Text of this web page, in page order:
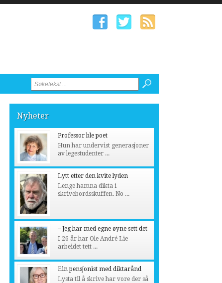
Nyheter
Professor ble poet
Hun har undervist generasjoner
av legestudenter ...
Lytt etter den kvite lyden
Lenge hamna dikta i
skrivebordsskuffen. No ...
– Jeg har med egne øyne sett det
I 26 år har Ole André Lie
arbeidet tett ...
Ein pensjonist med diktarånd
Lysta til å skrive har vore der så